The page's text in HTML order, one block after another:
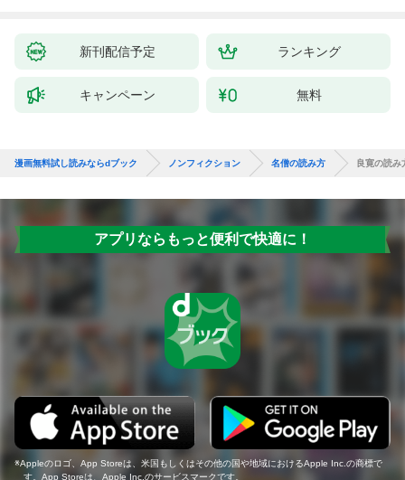
新刊配信予定 ランキング
キャンペーン 無料
漫画無料試し読みならdブック ノンフィクション 名僧の読み方 良寛の読
アプリならもっと便利で快適に！
Appleのロゴ、App Storeは、米国もしくはその他の国や地域におけるApple Inc.の商標で
す。App Storeは、Apple Inc.のサービスマークです。